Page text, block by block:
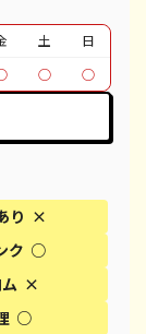
都度
都度
都度
土
日
○ ○
り ×
ク ○
ム ×
○